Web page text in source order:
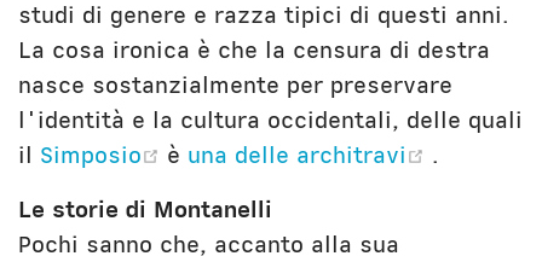
studi di genere e razza tipici di questi anni.
La cosa ironica è che la censura di destra
nasce sostanzialmente per preservare
l'identità e la cultura occidentali, delle quali
il Simposio (opens new window)
è una delle architravi (opens
.
Le storie di Montanelli
Pochi sanno che, accanto alla sua